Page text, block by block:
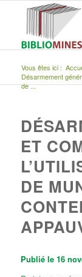
Vous êtes ici :
Désarmement
de ...
ET
DE
Publié le 16